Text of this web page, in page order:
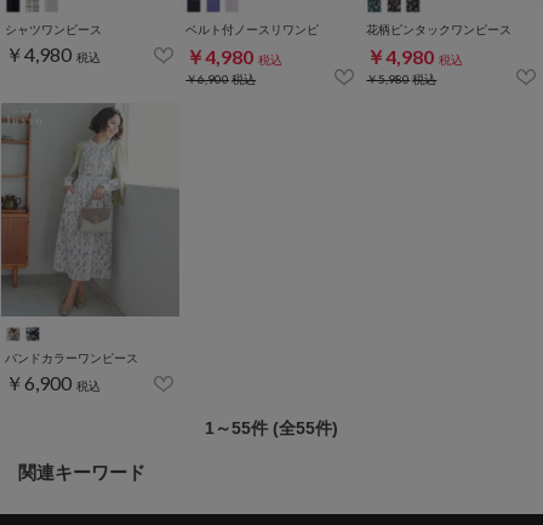
シャツワンピース
￥4,980 税込
ベルト付ノースリワンピ
￥4,980 税込
￥6,900税込
花柄ピンタックワンピース
￥4,980 税込
￥5,980税込
バンドカラーワンピース
￥6,900 税込
1～55件 (全55件)
関連キーワード